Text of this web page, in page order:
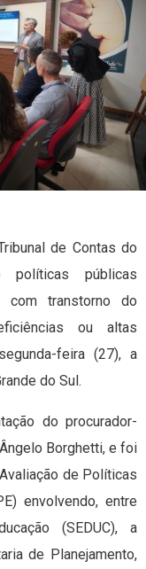
de Contas do
políticas públicas
com transtorno do
ou altas
feira (27), a
do Sul.
do procurador-
Borghetti, e foi
de Políticas
envolvendo, entre
(SEDUC), a
de Planejamento,